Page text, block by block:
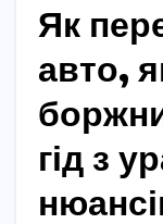
Як
авто,
гід з